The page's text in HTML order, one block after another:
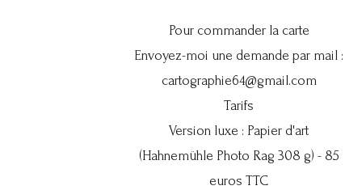
Pour commander la carte
Envoyez-moi une demande par mail :
cartographie64@gmail.com
Tarifs
Version luxe : Papier d'art
(Hahnemühle Photo Rag 308 g) - 85
euros TTC